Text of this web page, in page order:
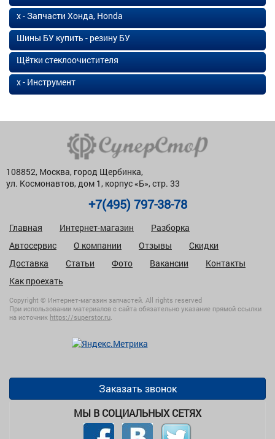
х - Запчасти Хонда, Honda
Шины БУ купить - резину БУ
Щётки стеклоочистителя
х - Инструмент
108852, Москва, город Щербинка,
ул. Космонавтов, дом 1, корпус «Б», стр. 33
+7(495) 797-38-78
Главная Интернет-магазин
Разборка
Автосервис
О компании Отзывы
Скидки
Доставка
Статьи Фото Вакансии
Контакты
Как проехать
Copyright © Интернет-магазин запчастей. All rights reserved
При использовании материалов с сайта обязательно указание прямой ссылки
на источник https://superstor.ru.
Заказать звонок
МЫ В СОЦИАЛЬНЫХ СЕТЯХ